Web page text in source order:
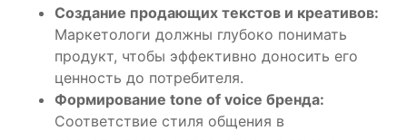
Создание продающих текстов и креативов:
Маркетологи должны глубоко понимать
продукт, чтобы эффективно доносить его
ценность до потребителя.
Формирование tone of voice бренда:
Соответствие стиля общения в